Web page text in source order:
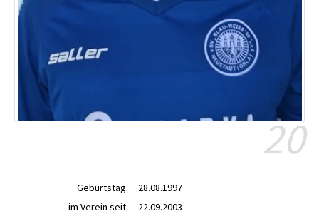
20
Geburtstag:
28.08.1997
im Verein seit:
22.09.2003